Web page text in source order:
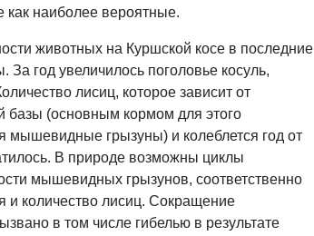
наиболее вероятные.
животных на Куршской косе в последние
За год увеличилось поголовье косуль,
лисиц, которое зависит от
базы (основным кормом для этого
мышевидные грызуны) и колеблется год от
В природе возможны циклы
мышевидных грызунов, соответственно
и количество лисиц. Сокращение
в том числе гибелью в результате